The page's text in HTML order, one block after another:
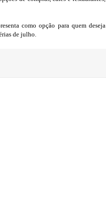
como opção para quem deseja
de julho.